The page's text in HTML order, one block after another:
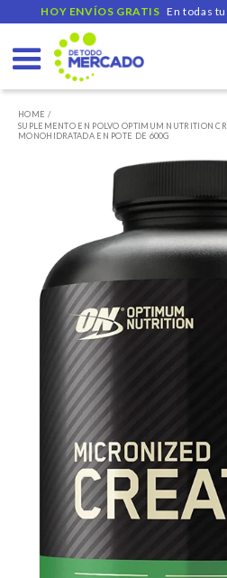
directamente
HOY ENVÍOS GRATIS En todas
HOME /
SUPLEMENTO EN POLVO OPTIMUM NUTRITION
MONOHIDRATADA EN POTE DE 600G